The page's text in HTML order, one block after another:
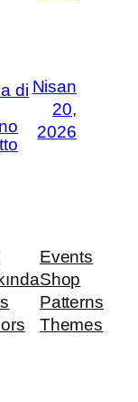
di Nisan
20,
2026
Events
Shop
Patterns
Themes